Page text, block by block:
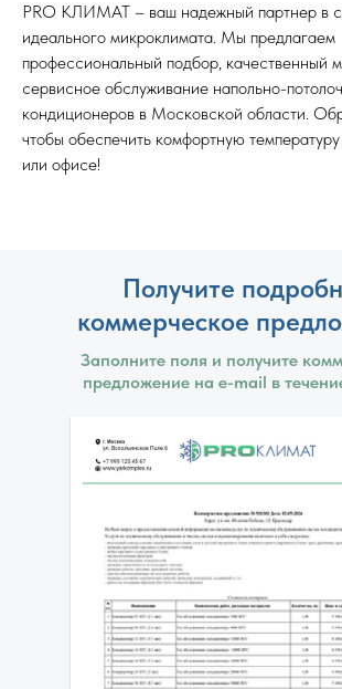
PRO КЛИМАТ – ваш надежный партнер в
идеального микроклимата. Мы предлагаем
профессиональный подбор, качественный
сервисное обслуживание напольно-
кондиционеров в Московской области.
чтобы обеспечить комфортную
или офисе!
Получите
коммерческое
Заполните поля и получите
предложение на e-mail в